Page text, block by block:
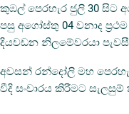
කුඹල් පෙරහැර ජුලි 30 සිට
පසු අගෝස්තු 04 වනාද
දියවඩන නිලමේවරයා
අවසන් රන්දෝලි මහ
වීදි සංචාරය කිරීමට